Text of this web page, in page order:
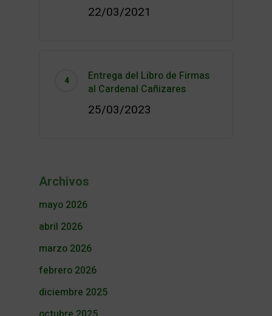
22/03/2021
Entrega del Libro de Firmas
al Cardenal Cañizares
25/03/2023
Archivos
mayo 2026
abril 2026
marzo 2026
febrero 2026
diciembre 2025